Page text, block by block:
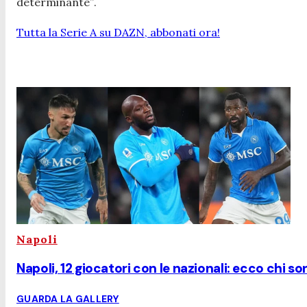
Tutta la Serie A su DAZN, abbonati ora!
Napoli
Napoli, 12 giocatori con le nazionali: ecco chi
GUARDA LA GALLERY